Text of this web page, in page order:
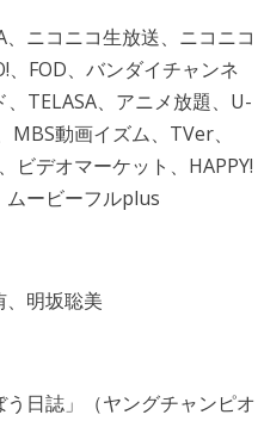
ニコニコ生放送、ニコニコ
、FOD、バンダイチャンネ
TELASA、アニメ放題、U-
動画イズム、TVer、
ビデオマーケット、HAPPY!
ムービーフルplus
明坂聡美
う日誌」（ヤングチャンピオ